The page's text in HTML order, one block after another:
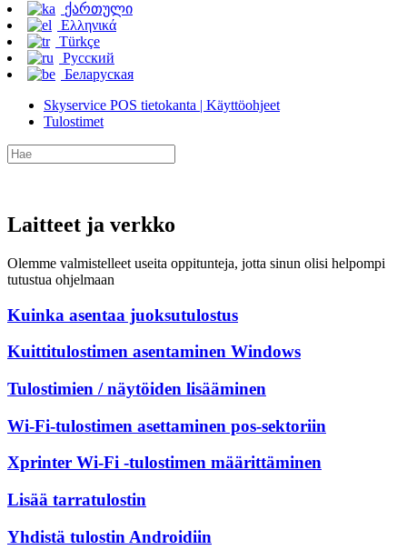
ქართული
Ελληνικά
Türkçe
Русский
Беларуская
Skyservice POS tietokanta | Käyttöohjeet
Tulostimet
Laitteet ja verkko
Olemme valmistelleet useita oppitunteja, jotta sinun olisi helpompi
tutustua ohjelmaan
Kuinka asentaa juoksutulostus
Kuittitulostimen asentaminen Windows
Tulostimien / näytöiden lisääminen
Wi-Fi-tulostimen asettaminen pos-sektoriin
Xprinter Wi-Fi -tulostimen määrittäminen
Lisää tarratulostin
Yhdistä tulostin Androidiin